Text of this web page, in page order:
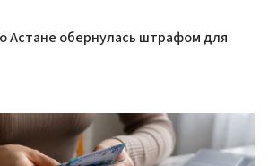
Астане обернулась штрафом для